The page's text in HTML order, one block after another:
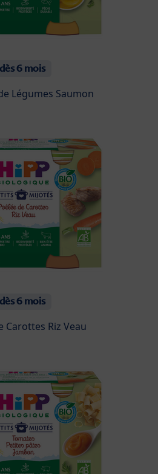
dès 6 mois
Légumes Saumon
dès 6 mois
Carottes Riz Veau